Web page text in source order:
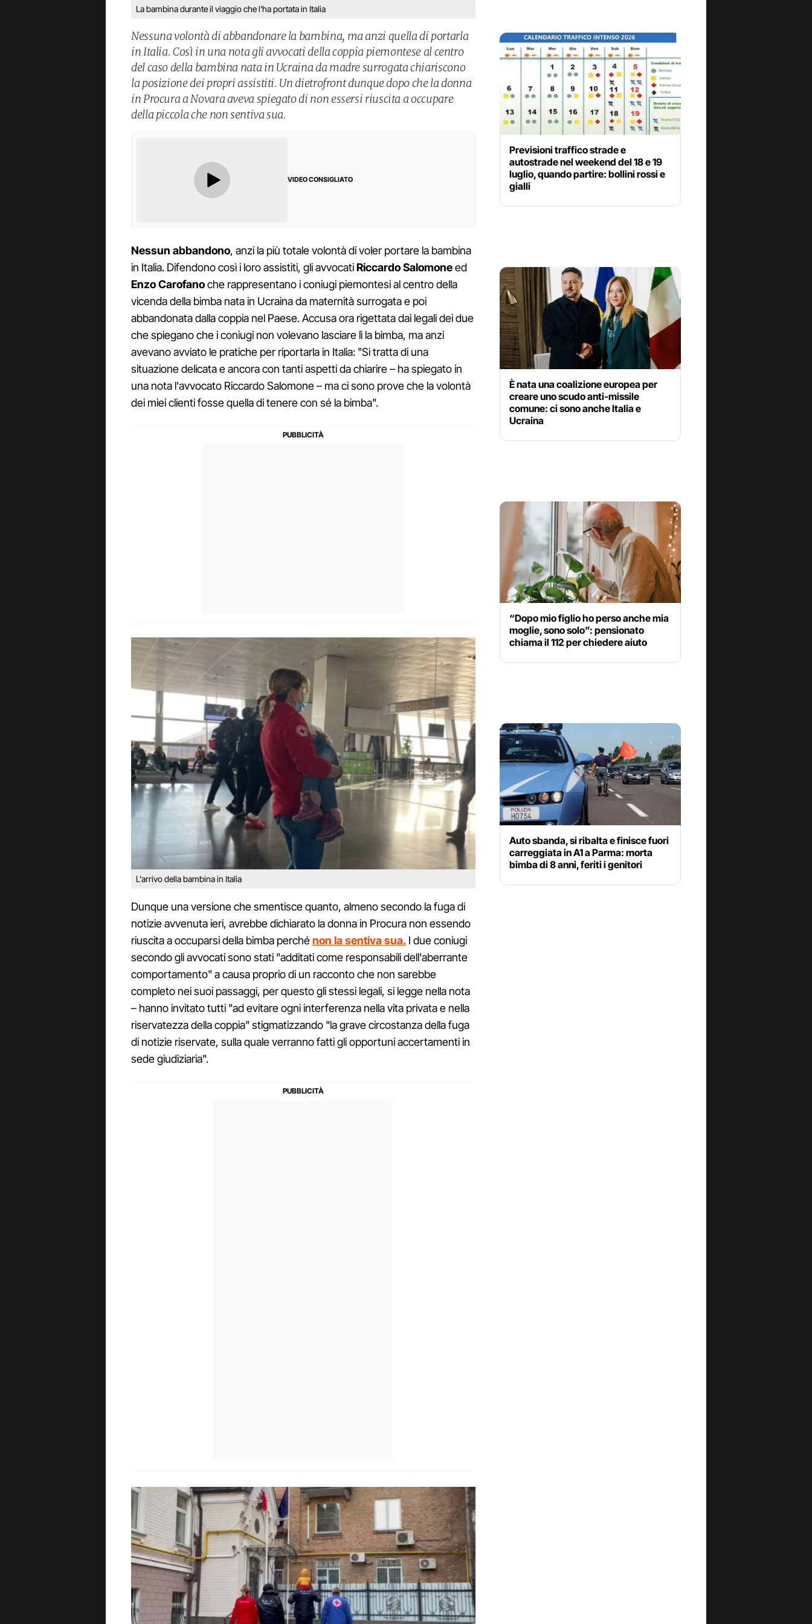
La bambina durante il viaggio che l'ha portata in Italia
Nessuna volontà di abbandonare la bambina, ma anzi quella di portarla
in Italia. Così in una nota gli avvocati della coppia piemontese al centro
del caso della bambina nata in Ucraina da madre surrogata chiariscono
la posizione dei propri assistiti. Un dietrofront dunque dopo che la donna
in Procura a Novara aveva spiegato di non essersi riuscita a occupare
della piccola che non sentiva sua.
VIDEO CONSIGLIATO
Nessun abbandono, anzi la più totale volontà di voler portare la bambina
in Italia. Difendono così i loro assistiti, gli avvocatiRiccardo Salomoneed
Enzo Carofanoche rappresentano i coniugi piemontesi al centro della
vicenda della bimba nata in Ucraina da maternità surrogata e poi
abbandonata dalla coppia nel Paese. Accusa ora rigettata dai legali dei due
che spiegano che i coniugi non volevano lasciare lì la bimba, ma anzi
avevano avviato le pratiche per riportarla in Italia: "Si tratta di una
situazione delicata e ancora con tanti aspetti da chiarire – ha spiegato in
una nota l'avvocato Riccardo Salomone – ma ci sono prove che la volontà
dei miei clienti fosse quella di tenere con sé la bimba".
L'arrivo della bambina in Italia
Dunque una versione che smentisce quanto, almeno secondo la fuga di
notizie avvenuta ieri, avrebbe dichiarato la donna in Procura non essendo
riuscita a occuparsi della bimba perchénon la sentiva sua. I due coniugi
secondo gli avvocati sono stati "additati come responsabili dell'aberrante
comportamento" a causa proprio di un racconto che non sarebbe
completo nei suoi passaggi, per questo gli stessi legali, si legge nella nota
– hanno invitato tutti "ad evitare ogni interferenza nella vita privata e nella
riservatezza della coppia" stigmatizzando "la grave circostanza della fuga
di notizie riservate, sulla quale verranno fatti gli opportuni accertamenti in
sede giudiziaria".
Previsioni traffico strade e
autostrade nel weekend del 18 e 19
luglio, quando partire: bollini rossi e
gialli
È nata una coalizione europea per
creare uno scudo anti-missile
comune: ci sono anche Italia e
Ucraina
“Dopo mio figlio ho perso anche mia
moglie, sono solo”: pensionato
chiama il 112 per chiedere aiuto
Auto sbanda, si ribalta e finisce fuori
carreggiata in A1 a Parma: morta
bimba di 8 anni, feriti i genitori